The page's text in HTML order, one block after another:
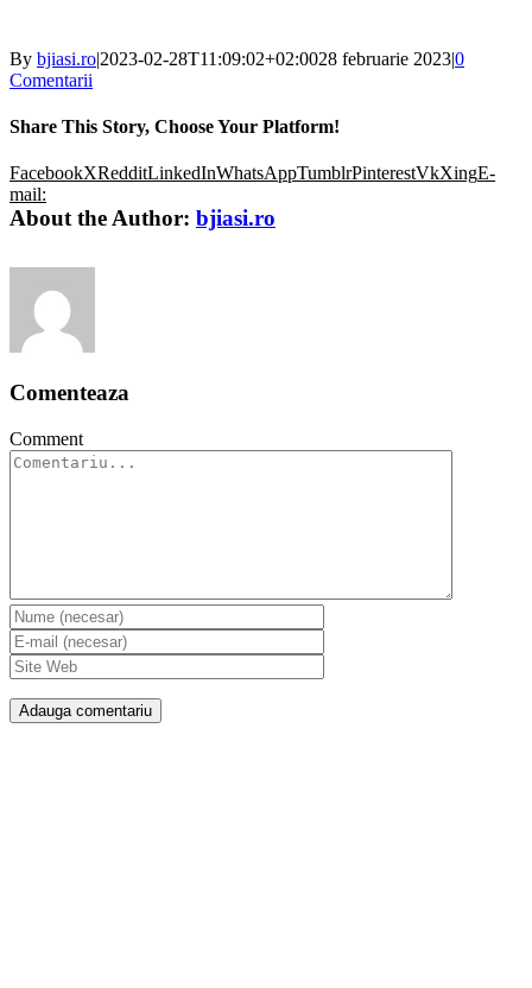
By bjiasi.ro|2023-02-28T11:09:02+02:0028 februarie 2023|0
Comentarii
Share This Story, Choose Your Platform!
FacebookXRedditLinkedInWhatsAppTumblrPinterestVkXingE-
mail:
About the Author: bjiasi.ro
Comenteaza
Comment